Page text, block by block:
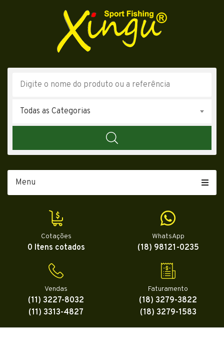
Todas as Categorias
Menu
Cotações
0 Itens cotados
WhatsApp
(18) 98121-0235
Vendas
(11) 3227-8032
(11) 3313-4827
Faturamento
(18) 3279-3822
(18) 3279-1583